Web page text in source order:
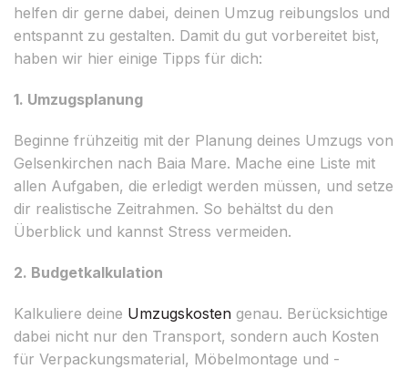
helfen dir gerne dabei, deinen Umzug reibungslos und
entspannt zu gestalten. Damit du gut vorbereitet bist,
haben wir hier einige Tipps für dich:
1. Umzugsplanung
Beginne frühzeitig mit der Planung deines Umzugs von
Gelsenkirchen nach Baia Mare. Mache eine Liste mit
allen Aufgaben, die erledigt werden müssen, und setze
dir realistische Zeitrahmen. So behältst du den
Überblick und kannst Stress vermeiden.
2. Budgetkalkulation
Kalkuliere deine Umzugskosten genau. Berücksichtige
dabei nicht nur den Transport, sondern auch Kosten
für Verpackungsmaterial, Möbelmontage und -